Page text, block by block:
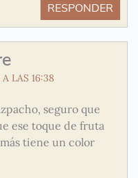
RESPONDER
LAS 16:38
seguro que
ese toque de fruta
tiene un color